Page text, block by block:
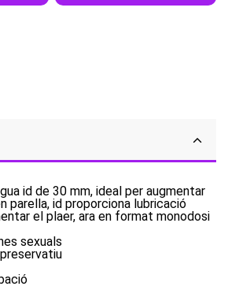
id de 30 mm, ideal per augmentar
parella, id proporciona lubricació
el plaer, ara en format monodosi
sexuals